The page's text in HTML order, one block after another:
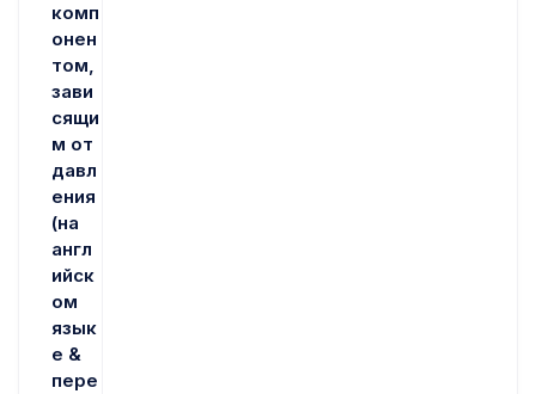
комп
онен
том,
зави
сящи
м от
давл
ения
(на
англ
ийск
ом
язык
е &
пере